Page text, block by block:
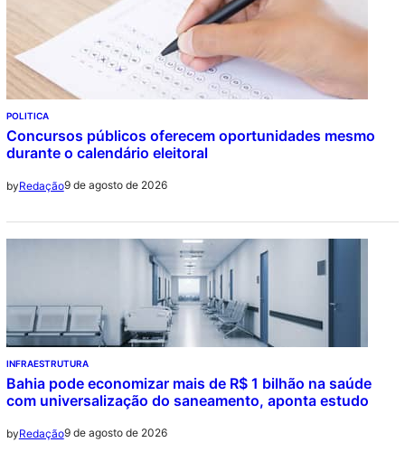
POLITICA
Concursos públicos oferecem oportunidades mesmo
durante o calendário eleitoral
byRedação9 de agosto de 2026
INFRAESTRUTURA
Bahia pode economizar mais de R$ 1 bilhão na saúde
com universalização do saneamento, aponta estudo
byRedação9 de agosto de 2026